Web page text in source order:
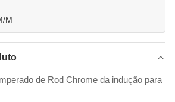
M
de Rod Chrome da indução para